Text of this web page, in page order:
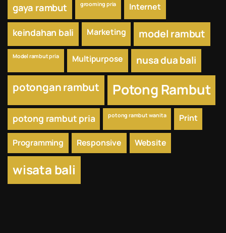
gaya rambut grooming pria Internet
keindahan bali Marketing model rambut
Model rambut pria Multipurpose nusa dua bali
potongan rambut Potong Rambut
potong rambut pria potong rambut wanita Print
Programming Responsive Website
wisata bali